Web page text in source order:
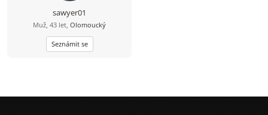
sawyer01
Muž, 43 let, Olomoucký
Seznámit se